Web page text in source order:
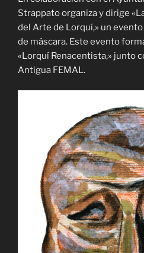
Strappato organiza y dirige
del Arte de Lorquí,» un
de máscara. Este evento
«Lorquí Renacentista,» junto
Antigua FEMAL.